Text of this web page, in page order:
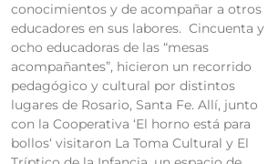
conocimientos y de acompañar a otros
educadores en sus labores. Cincuenta y
ocho educadoras de las “mesas
acompañantes”, hicieron un recorrido
pedagógico y cultural por distintos
lugares de Rosario, Santa Fe. Allí, junto
con la Cooperativa ‘El horno está para
bollos‘ visitaron La Toma Cultural y El